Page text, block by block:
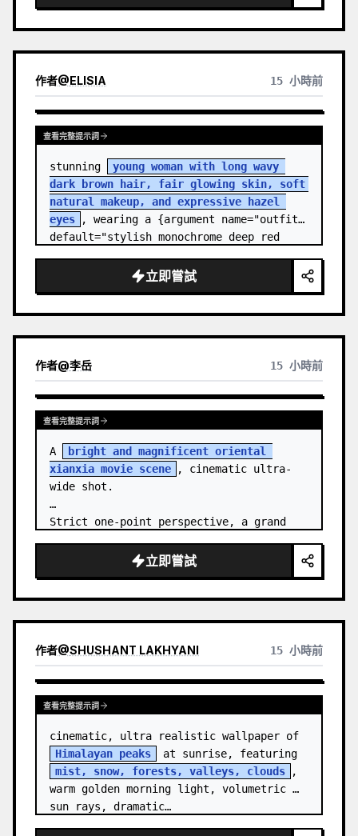
作者@ELISIA 15 小時前
查看完整提示詞
stunning
young woman with long wavy
dark brown hair, fair glowing skin, soft
natural makeup, and expressive hazel
eyes
, wearing a {argument name="outfit"
default="stylish monochrome deep red
立即嘗試
作者@李岳 15 小時前
查看完整提示詞
A
bright and magnificent oriental
xianxia movie scene
, cinematic ultra-
wide shot.
Strict one-point perspective, a grand
golden jade, passing through the sea of
clouds from the bottom…
立即嘗試
作者@SHUSHANT LAKHYANI 15 小時前
查看完整提示詞
Himalayan peaks
mist, snow, forests, valleys, clouds
,
warm golden morning light, volumetric
sun rays, dramatic…